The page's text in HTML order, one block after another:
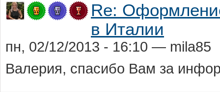
Re:
в Италии
пн, 02/12/2013 - 16:10 — mila85
Валерия, спасибо Вам за